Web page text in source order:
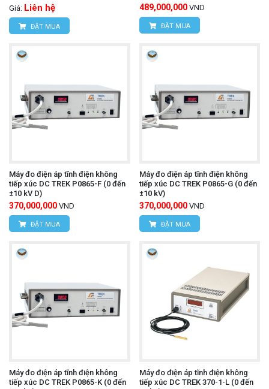
Giá: Liên hệ
ĐẶT MUA
489,000,000 VND
ĐẶT MUA
Máy đo điện áp tĩnh điện không
tiếp xúc DC TREK P0865-F (0 đến
±10 kV D)
370,000,000 VND
ĐẶT MUA
Máy đo điện áp tĩnh điện không
tiếp xúc DC TREK P0865-G (0 đến
±10 kV)
370,000,000 VND
ĐẶT MUA
Máy đo điện áp tĩnh điện không
tiếp xúc DC TREK P0865-K (0 đến
Máy đo điện áp tĩnh điện không
tiếp xúc DC TREK 370-1-L (0 đến